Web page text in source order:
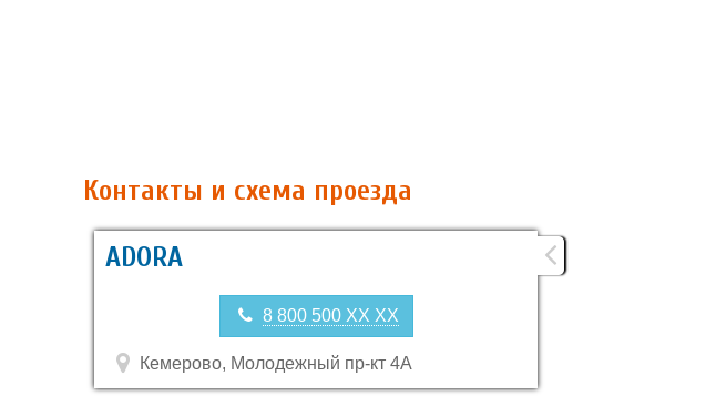
Контакты и схема проезда
ADORA
8 800 500 XX XX
Кемерово, Молодежный пр-кт 4А